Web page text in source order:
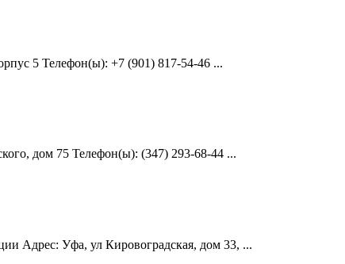
5 Телефон(ы): +7 (901) 817-54-46 ...
дом 75 Телефон(ы): (347) 293-68-44 ...
Адрес: Уфа, ул Кировоградская, дом 33, ...